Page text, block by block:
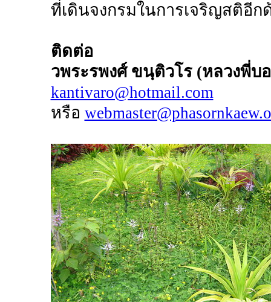
ที่เดินจงกรมในการเจริญสติอีก
ติดต่อ
วพระรพงศ์ ขนฺติวโร (หลวงพี่บ
kantivaro@hotmail.com
หรือ